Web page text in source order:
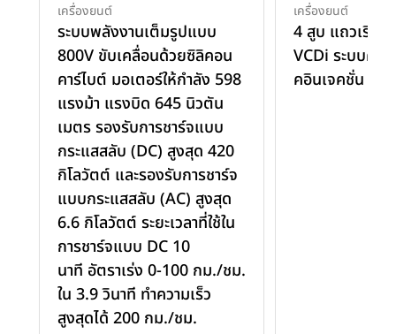
เครื่องยนต์
ระบบพลังงานเต็มรูปแบบ
800V ขับเคลื่อนด้วยซิลิคอน
คาร์ไบต์ มอเตอร์ให้กำลัง 598
แรงม้า แรงบิด 645 นิวตัน
เมตร รองรับการชาร์จแบบ
กระแสสลับ (DC) สูงสุด 420
กิโลวัตต์ และรองรับการชาร์จ
แบบกระแสสลับ (AC) สูงสุด
6.6 กิโลวัตต์ ระยะเวลาที่ใช้ใน
การชาร์จแบบ DC 10
นาที อัตราเร่ง 0-100 กม./ชม.
ใน 3.9 วินาที ทำความเร็ว
สูงสุดได้ 200 กม./ชม.
เครื่องยนต์
4 สูบ แถวเรียง
VCDi ระบบคอ
คอินเจคชั่น